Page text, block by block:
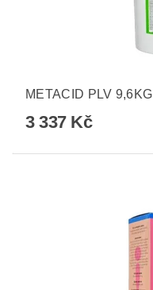
METACID PLV 9,6KG
3 337 Kč